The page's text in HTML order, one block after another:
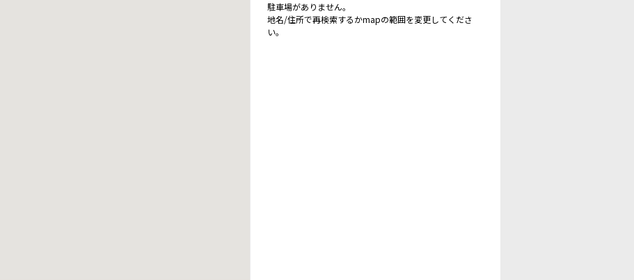
駐車場がありません。
地名/住所で再検索するかmapの範囲を変更してくださ
い。